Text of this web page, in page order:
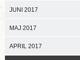
JUNI 2017
MAJ 2017
APRIL 2017